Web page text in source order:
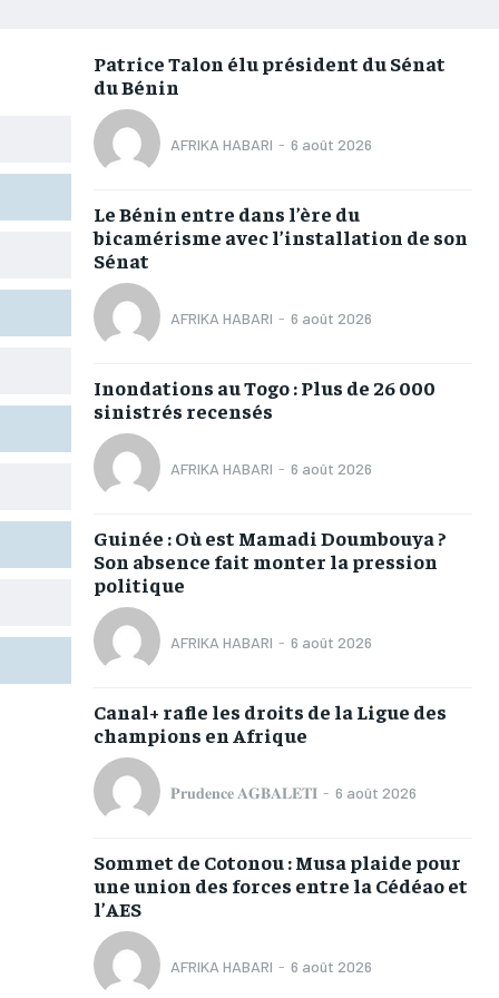
COMMUNIQUÉ
CULTURE
DIVERS
MONDE
OPPORTUNITÉ
PARTENAIRES
IT-ADMIN
TOGOREPORT
L’INTEGRAL
LOMEBOUGEINFO
NOUVELLE D’AFRIQUE
LEDEFENSEURINFO
ACTU LOMÉ
1-MONTH
/ month
to this tier, you are billed
after the first one until you
of the monthly subscription.
1-MONTH
/ month
to this tier, you are billed
after the first one until you
of the monthly subscription.
COMMUNIQUÉ
CULTURE
DIVERS
MONDE
OPPORTUNITÉ
PARTENAIRES
IT-ADMIN
TOGOREPORT
L’INTEGRAL
LOMEBOUGEINFO
NOUVELLE D’AFRIQUE
LEDEFENSEURINFO
ACTU LOMÉ
COMMUNIQUÉ
CULTURE
DIVERS
MONDE
OPPORTUNITÉ
PARTENAIRES
IT-ADMIN
TOGOREPORT
L’INTEGRAL
LOMEBOUGEINFO
NOUVELLE D’AFRIQUE
LEDEFENSEURINFO
ACTU LOMÉ
COMMUNIQUÉ
CULTURE
DIVERS
MONDE
OPPORTUNITÉ
PARTENAIRES
IT-ADMIN
TOGOREPORT
L’INTEGRAL
LOMEBOUGEINFO
NOUVELLE D’AFRIQUE
LEDEFENSEURINFO
ACTU LOMÉ
Patrice Talon élu président du Sénat
du Bénin
AFRIKA HABARI - 6 août 2026
Le Bénin entre dans l’ère du
bicamérisme avec l’installation de son
Sénat
AFRIKA HABARI - 6 août 2026
Inondations au Togo : Plus de 26 000
sinistrés recensés
AFRIKA HABARI - 6 août 2026
Guinée : Où est Mamadi Doumbouya ?
Son absence fait monter la pression
politique
AFRIKA HABARI - 6 août 2026
Canal+ rafle les droits de la Ligue des
champions en Afrique
𝐏𝐫𝐮𝐝𝐞𝐧𝐜𝐞 𝐀𝐆𝐁𝐀𝐋𝐄𝐓𝐈 - 6 août 2026
Sommet de Cotonou : Musa plaide pour
une union des forces entre la Cédéao et
l’AES
AFRIKA HABARI - 6 août 2026